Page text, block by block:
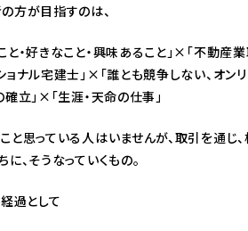
方が目指すのは、
と・好きなこと・興味あること」×「不動産
ョナル宅建士」×「誰とも競争しない、オン
立」×「生涯・天命の仕事」
と思っている人はいませんが、取引を通じ
、そうなっていくもの。
過として